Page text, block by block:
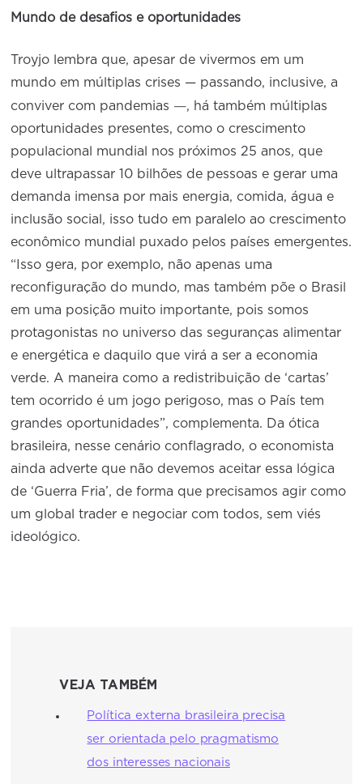
Mundo de desafios e oportunidades
Troyjo lembra que, apesar de vivermos em um
mundo em múltiplas crises — passando, inclusive, a
conviver com pandemias —, há também múltiplas
oportunidades presentes, como o crescimento
populacional mundial nos próximos 25 anos, que
deve ultrapassar 10 bilhões de pessoas e gerar uma
demanda imensa por mais energia, comida, água e
inclusão social, isso tudo em paralelo ao crescimento
econômico mundial puxado pelos países emergentes.
“Isso gera, por exemplo, não apenas uma
reconfiguração do mundo, mas também põe o Brasil
em uma posição muito importante, pois somos
protagonistas no universo das seguranças alimentar
e energética e daquilo que virá a ser a economia
verde. A maneira como a redistribuição de ‘cartas’
tem ocorrido é um jogo perigoso, mas o País tem
grandes oportunidades”, complementa. Da ótica
brasileira, nesse cenário conflagrado, o economista
ainda adverte que não devemos aceitar essa lógica
de ‘Guerra Fria’, de forma que precisamos agir como
um global trader e negociar com todos, sem viés
ideológico.
VEJA TAMBÉM
Política externa brasileira precisa
ser orientada pelo pragmatismo
dos interesses nacionais